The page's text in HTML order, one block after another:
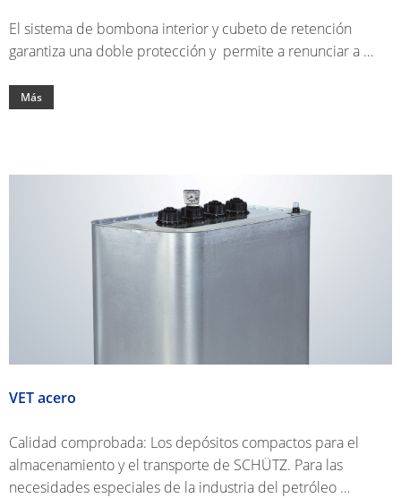
INDUSTRIAL
SISTEMA
TUBOS
COLECTORES
El sistema de bombona interior y cubeto de retención
garantiza una doble protección y permite a renunciar a …
Más
VET acero
Calidad comprobada: Los depósitos compactos para el
almacenamiento y el transporte de SCHÜTZ. Para las
necesidades especiales de la industria del petróleo …